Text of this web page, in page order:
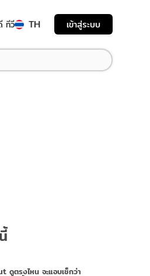
ทีวี TH เข้าสู่ระบบ
ดูตรงไหน จะแอบเช็กว่า